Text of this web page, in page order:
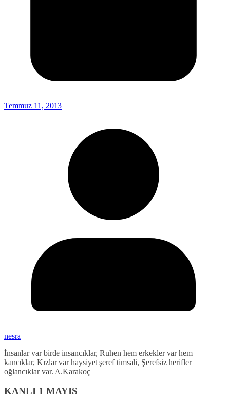
Temmuz 11, 2013
nesra
İnsanlar var birde insancıklar, Ruhen hem erkekler var hem
kancıklar, Kızlar var haysiyet şeref timsali, Şerefsiz herifler
oğlancıklar var. A.Karakoç
KANLI 1 MAYIS